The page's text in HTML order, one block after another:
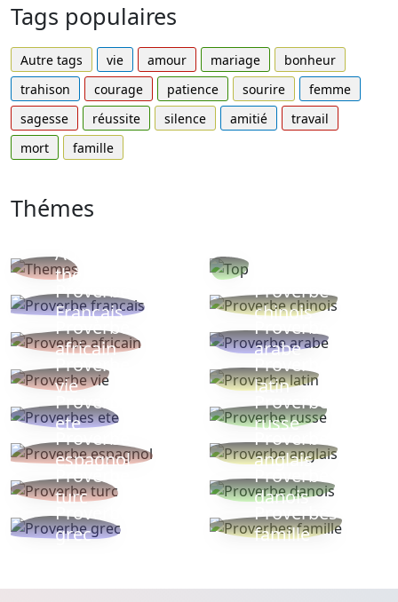
Tags populaires
Autre tags vie amour mariage
bonheur
trahison
courage patience sourire
femme
sagesse
réussite silence amitié
travail
mort
famille
Thémes
Autres
thèmes
Proverbe
Français
Proverbe
chinois
Proverbe
africain
Proverbe
arabe
Proverbe
vie
Proverbe
latin
Proverbes
ete
Proverbe
russe
Proverbe
espagnol
Proverbe
anglais
Proverbe
turc
Proverbe
danois
Proverbe
grec
Proverbes
famille